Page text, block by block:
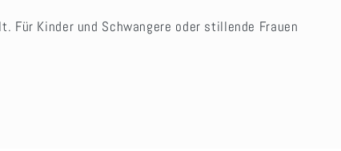
Für Kinder und Schwangere oder stillende Frauen